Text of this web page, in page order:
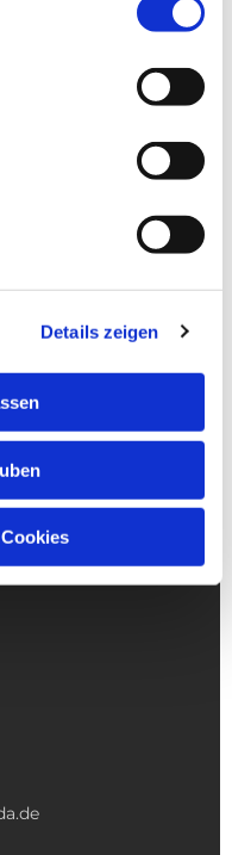
Details zeigen